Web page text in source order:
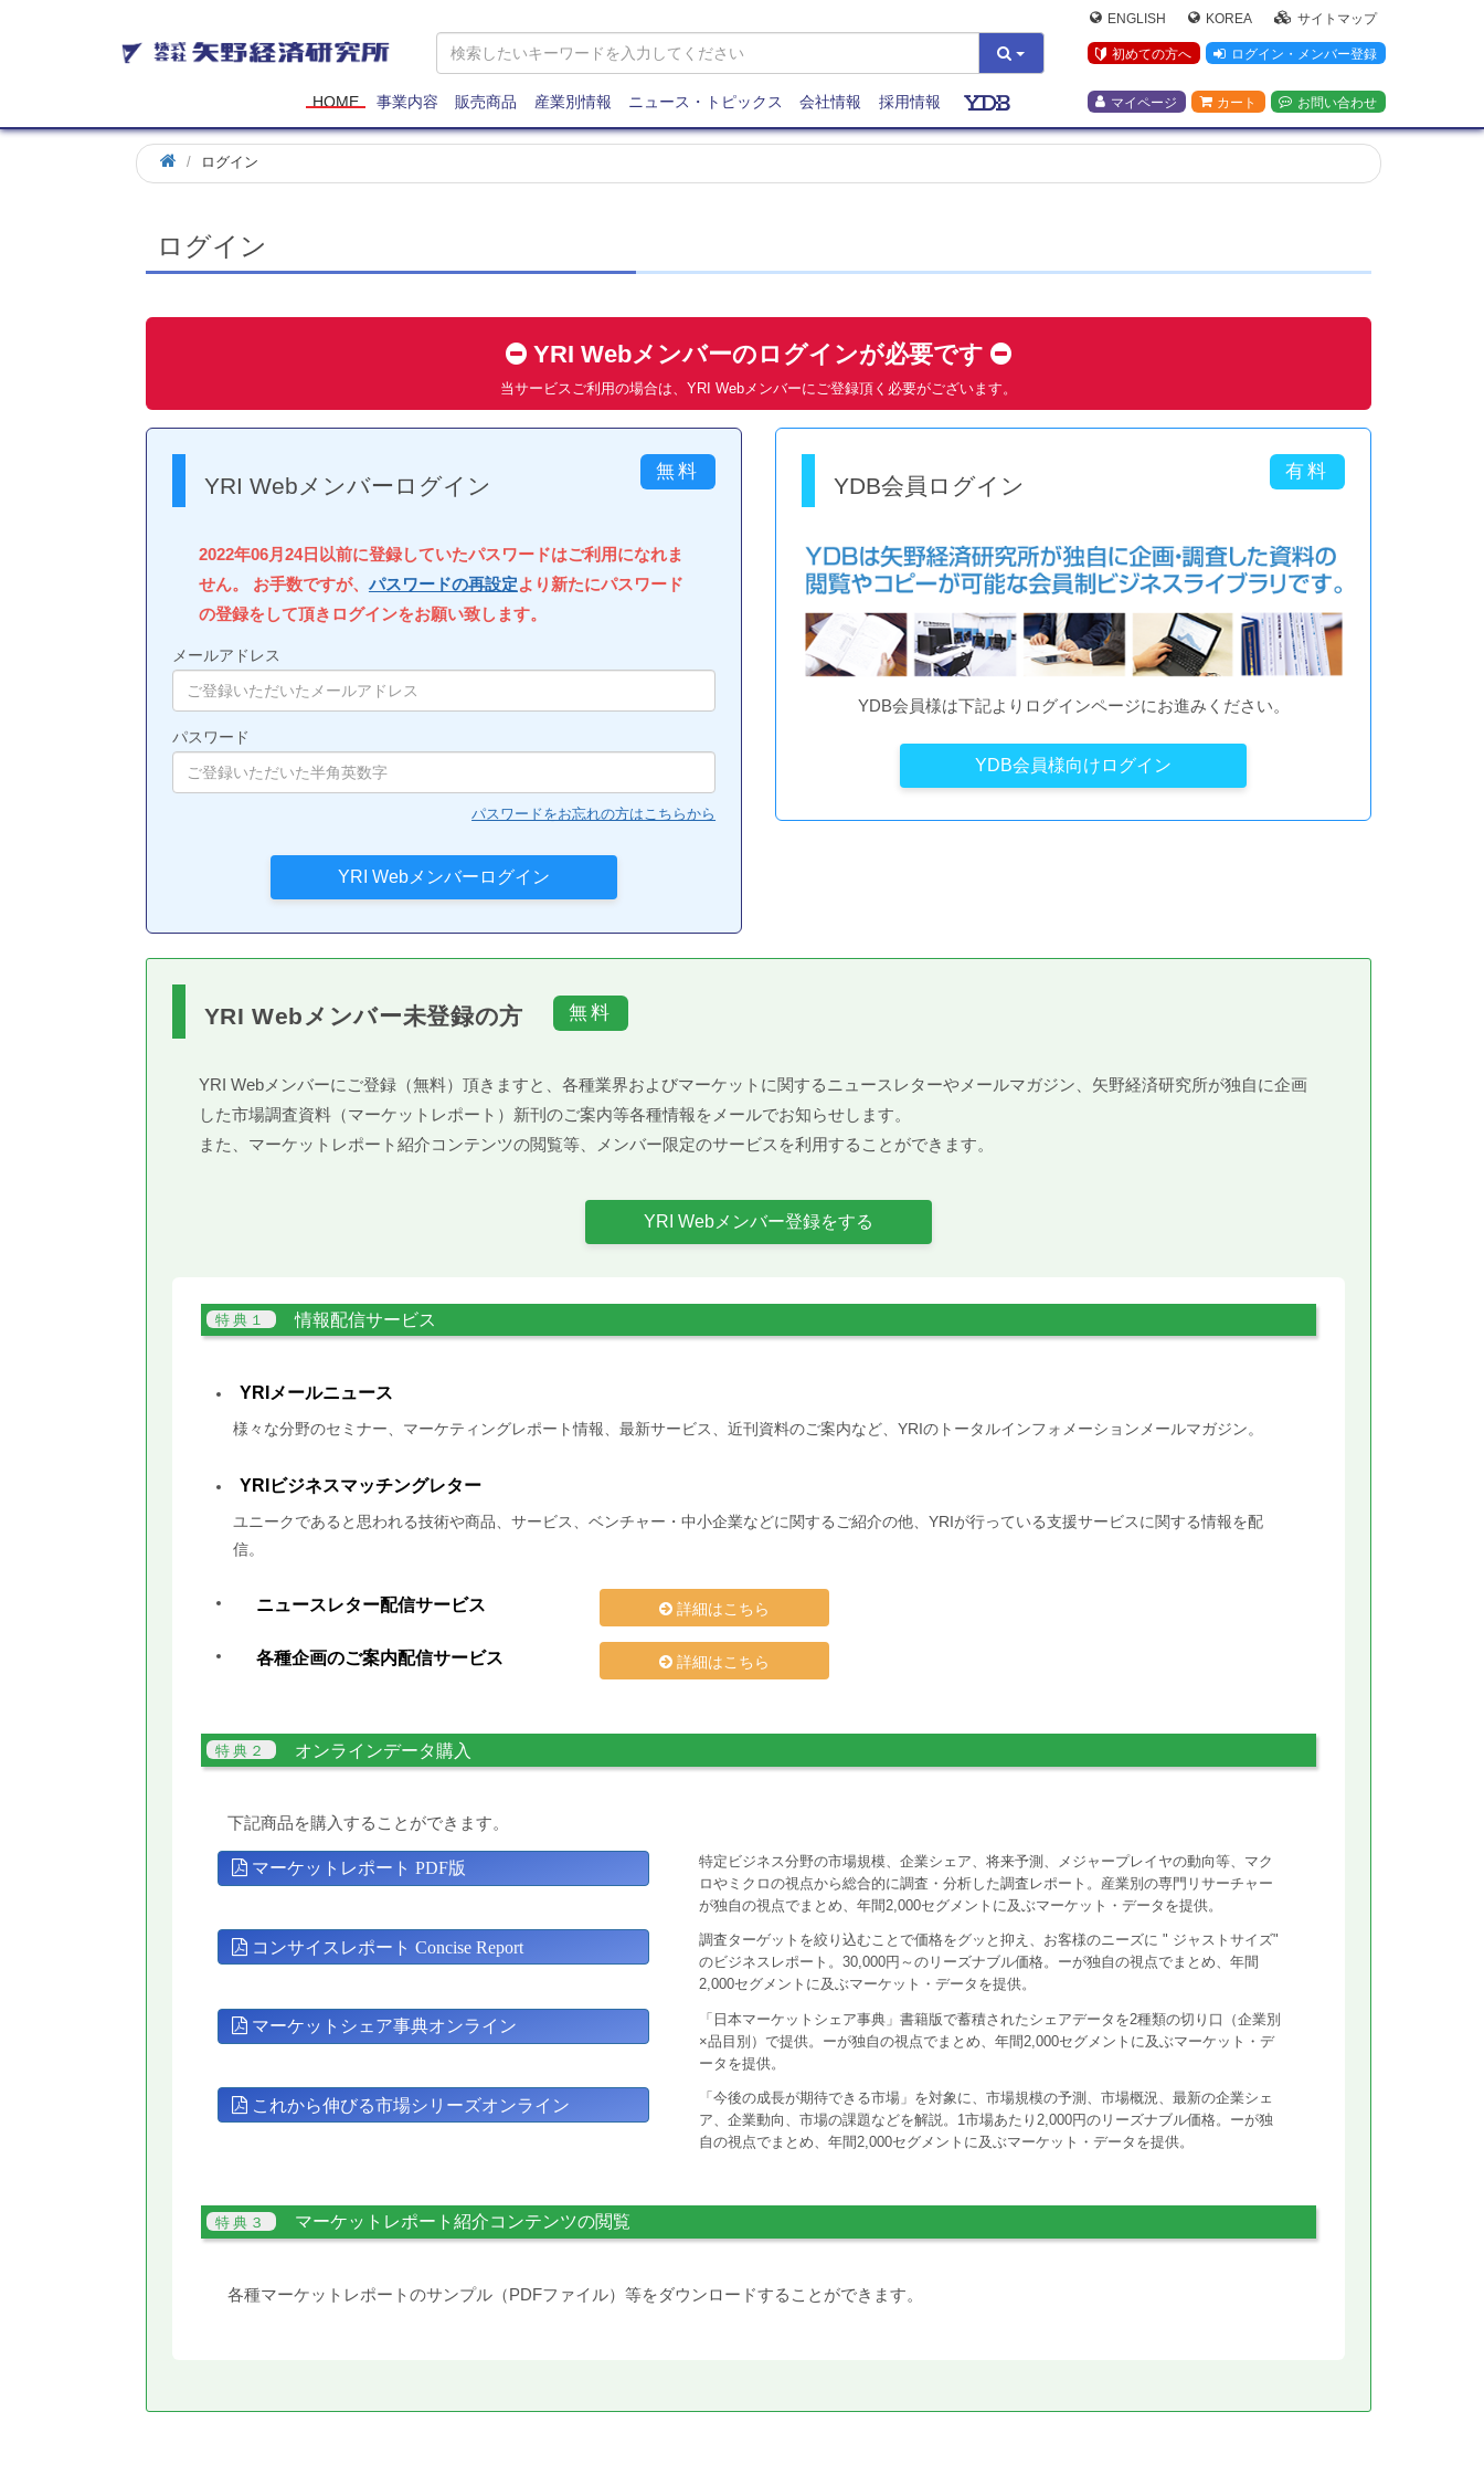
矢
野
研
究
所
ENGLISH KOREA サイトマップ
初めての方へ ログイン・メンバー登録
マイページ カート お問い合わせ
HOME 事業内容 販売商品 産業別情報 ニュース・トピックス 会社情報 採用情報
ログイン
ログイン
YRI Webメンバーのログインが必要です
当サービスご利用の場合は、YRI Webメンバーにご登録頂く必要がございます。
YRI Webメンバーログイン
2022年06月24日以前に登録していたパスワードはご利用になれま
せん。 お手数ですが、 パスワードの再設定より新たにパスワード
の登録をして頂きログインをお願い致します。
メールアドレス
パスワード
パスワードをお忘れの方はこちらから
YDB会員ログイン
YDB会員様は下記よりログインページにお進みください。
YDB会員様向けログイン
YRI Webメンバー未登録の方
YRI Webメンバーにご登録（無料）頂きますと、各種業界およびマーケットに関するニュースレターやメールマガジン、矢野経済研究所が独自に企画
した市場調査資料（マーケットレポート）新刊のご案内等各種情報をメールでお知らせします。
また、マーケットレポート紹介コンテンツの閲覧等、メンバー限定のサービスを利用することができます。
YRI Webメンバー登録をする
情報配信サービス
YRIメールニュース
様々な分野のセミナー、マーケティングレポート情報、最新サービス、近刊資料のご案内など、YRIのトータルインフォメーションメールマガジン。
YRIビジネスマッチングレター
ユニークであると思われる技術や商品、サービス、ベンチャー・中小企業などに関するご紹介の他、YRIが行っている支援サービスに関する情報を配
信。
ニュースレター配信サービス 詳細はこちら
各種企画のご案内配信サービス 詳細はこちら
オンラインデータ購入
下記商品を購入することができます。
マーケットレポート PDF版
特定ビジネス分野の市場規模、企業シェア、将来予測、メジャープレイヤの動向等、マク
ロやミクロの視点から総合的に調査・分析した調査レポート。産業別の専門リサーチャー
が独自の視点でまとめ、年間2,000セグメントに及ぶマーケット・データを提供。
コンサイスレポート Concise Report
調査ターゲットを絞り込むことで価格をグッと抑え、お客様のニーズに " ジャストサイズ"
のビジネスレポート。30,000円～のリーズナブル価格。ーが独自の視点でまとめ、年間
2,000セグメントに及ぶマーケット・データを提供。
マーケットシェア事典オンライン
「日本マーケットシェア事典」書籍版で蓄積されたシェアデータを2種類の切り口（企業別
×品目別）で提供。ーが独自の視点でまとめ、年間2,000セグメントに及ぶマーケット・デ
ータを提供。
これから伸びる市場シリーズオンライン
「今後の成長が期待できる市場」を対象に、市場規模の予測、市場概況、最新の企業シェ
ア、企業動向、市場の課題などを解説。1市場あたり2,000円のリーズナブル価格。ーが独
自の視点でまとめ、年間2,000セグメントに及ぶマーケット・データを提供。
マーケットレポート紹介コンテンツの閲覧
各種マーケットレポートのサンプル（PDFファイル）等をダウンロードすることができます。